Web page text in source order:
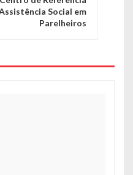
Social em
Parelheiros